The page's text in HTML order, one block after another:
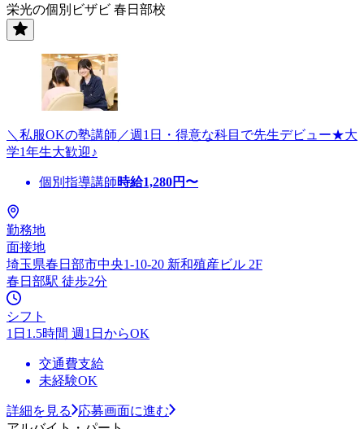
栄光の個別ビザビ 春日部校
＼私服OKの塾講師／週1日・得意な科目で先生デビュー★大
学1年生大歓迎♪
個別指導講師時給1,280円〜
勤務地
面接地
埼玉県春日部市中央1-10-20 新和殖産ビル 2F
春日部駅 徒歩2分
シフト
1日1.5時間 週1日からOK
交通費支給
未経験OK
詳細を見る
応募画面に進む